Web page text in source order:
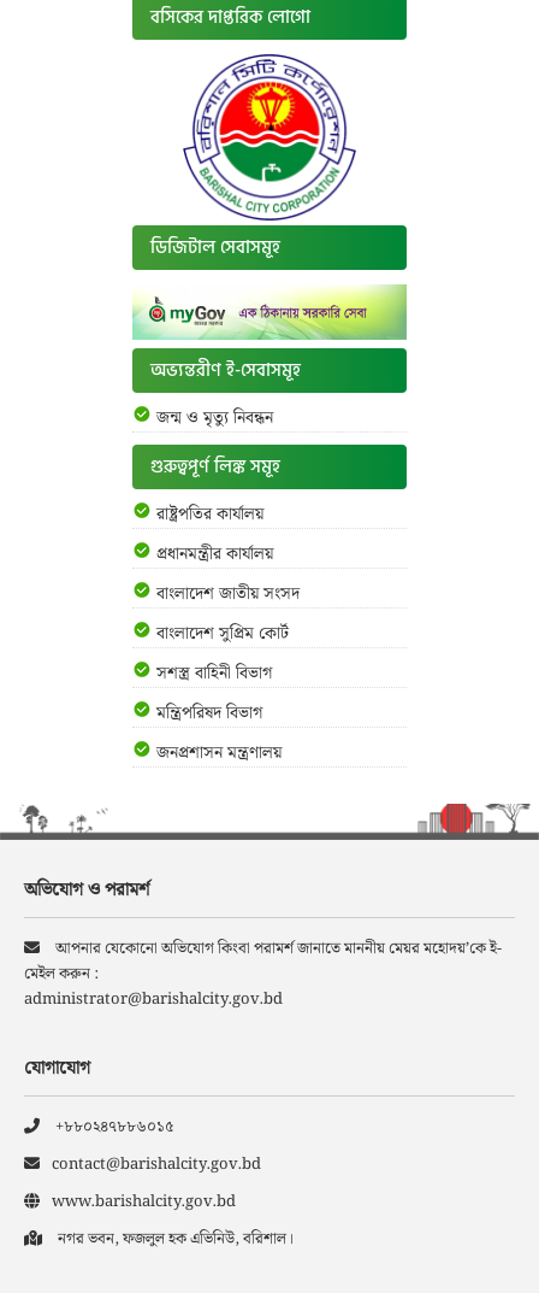
বসিকের দাপ্তরিক লোগো
ডিজিটাল সেবাসমূহ
অভ্যন্তরীণ ই-সেবাসমূহ
জন্ম ও মৃত্যু নিবন্ধন
গুরুত্বপূর্ণ লিঙ্ক সমূহ
রাষ্ট্রপতির কার্যালয়
প্রধানমন্ত্রীর কার্যালয়
বাংলাদেশ জাতীয় সংসদ
বাংলাদেশ সুপ্রিম কোর্ট
সশস্ত্র বাহিনী বিভাগ
মন্ত্রিপরিষদ বিভাগ
জনপ্রশাসন মন্ত্রণালয়
অভিযোগ ও পরামর্শ
আপনার যেকোনো অভিযোগ কিংবা পরামর্শ জানাতে মাননীয় মেয়র মহোদয়’কে ই-
মেইল করুন :
administrator@barishalcity.gov.bd
যোগাযোগ
+৮৮০২৪৭৮৮৬০১৫
contact@barishalcity.gov.bd
www.barishalcity.gov.bd
নগর ভবন, ফজলুল হক এভিনিউ, বরিশাল।